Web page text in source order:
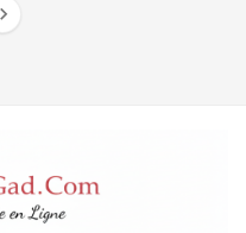
